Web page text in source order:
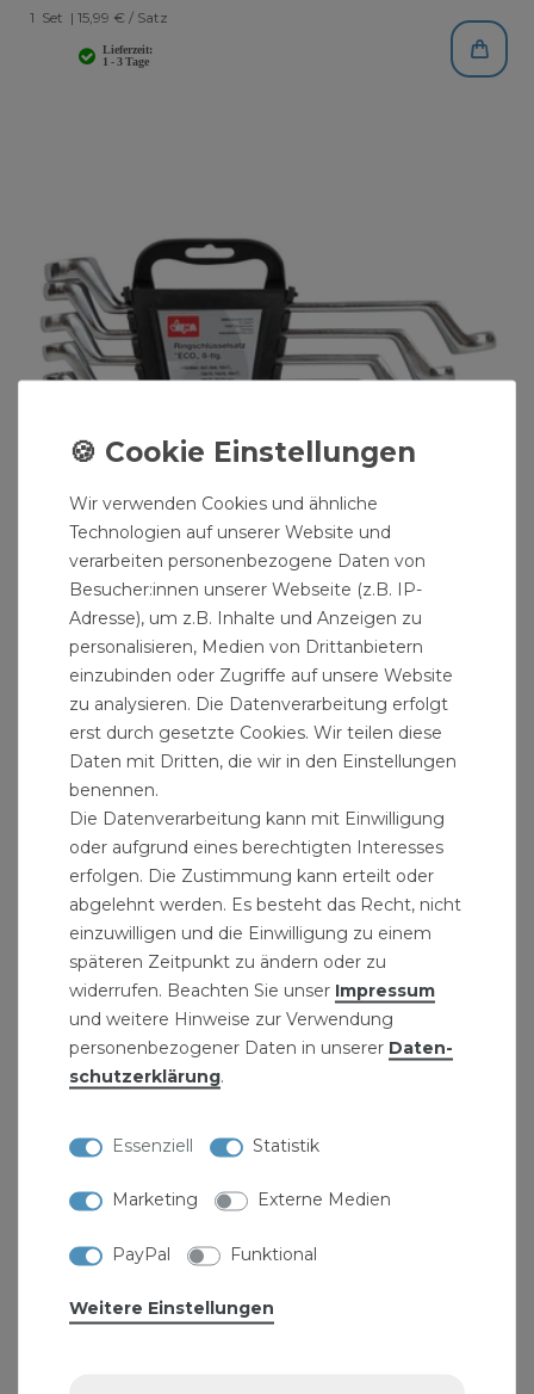
1 Set | 15,99 € / Satz
Ringschlüsselsatz "ECO" 8-tlg.
11,99 € *
| 11,99 € / Satz
Ring-/Gabelschlüssel "Eco" 8-tlg.
Wir verwenden Cookies und ähnliche
Technologien auf unserer Website und
verarbeiten personenbezogene Daten von
Besucher:innen unserer Webseite (z.B. IP-
Adresse), um z.B. Inhalte und Anzeigen zu
personalisieren, Medien von Drittanbietern
einzubinden oder Zugriffe auf unsere Website
zu analysieren. Die Datenverarbeitung erfolgt
erst durch gesetzte Cookies. Wir teilen diese
Daten mit Dritten, die wir in den Einstellungen
benennen.
Die Datenverarbeitung kann mit Einwilligung
oder aufgrund eines berechtigten Interesses
erfolgen. Die Zustimmung kann erteilt oder
abgelehnt werden. Es besteht das Recht, nicht
einzuwilligen und die Einwilligung zu einem
späteren Zeitpunkt zu ändern oder zu
widerrufen. Beachten Sie unser Impressum
und weitere Hinweise zur Verwendung
personenbezogener Daten in unserer Daten­
schutz­erklärung.
Essenziell Statistik
Marketing Externe Medien
PayPal Funktional
Weitere Einstellungen